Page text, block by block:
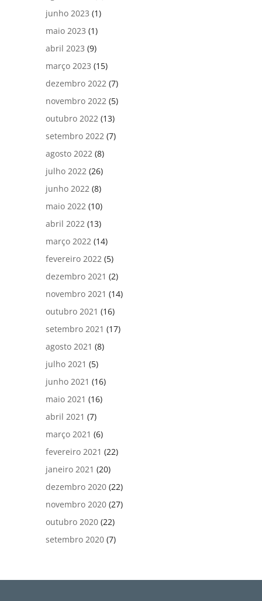
junho 2023 (1)
maio 2023 (1)
abril 2023 (9)
março 2023 (15)
dezembro 2022 (7)
novembro 2022 (5)
outubro 2022 (13)
setembro 2022 (7)
agosto 2022 (8)
julho 2022 (26)
junho 2022 (8)
maio 2022 (10)
abril 2022 (13)
março 2022 (14)
fevereiro 2022 (5)
dezembro 2021 (2)
novembro 2021 (14)
outubro 2021 (16)
setembro 2021 (17)
agosto 2021 (8)
julho 2021 (5)
junho 2021 (16)
maio 2021 (16)
abril 2021 (7)
março 2021 (6)
fevereiro 2021 (22)
janeiro 2021 (20)
dezembro 2020 (22)
novembro 2020 (27)
outubro 2020 (22)
setembro 2020 (7)